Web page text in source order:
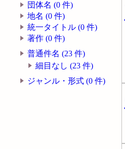
団体名 (0 件)
地名 (0 件)
統一タイトル (0 件)
著作 (0 件)
普通件名 (23 件)
細目なし (23 件)
ジャンル・形式 (0 件)